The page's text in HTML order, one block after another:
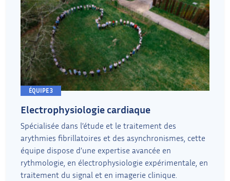
ÉQUIPE 3
Electrophysiologie cardiaque
Spécialisée dans l’étude et le traitement des
arythmies fibrillatoires et des asynchronismes, cette
équipe dispose d’une expertise avancée en
rythmologie, en électrophysiologie expérimentale, en
traitement du signal et en imagerie clinique.